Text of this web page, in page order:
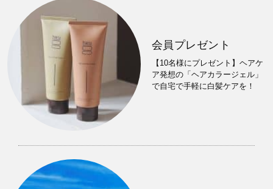
会員プレゼント
【10名様にプレゼント】ヘアケ
ア発想の「ヘアカラージェル」
で自宅で手軽に白髪ケアを！